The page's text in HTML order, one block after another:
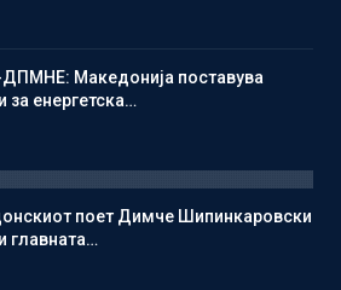
Македонија поставува
за енергетска…
поет Димче Шипинкаровски
главната…